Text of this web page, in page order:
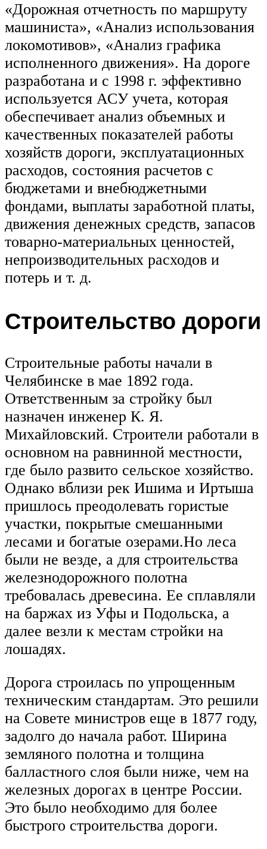
«Дорожная отчетность по маршруту
машиниста», «Анализ использования
локомотивов», «Анализ графика
исполненного движения». На дороге
разработана и с 1998 г. эффективно
используется АСУ учета, которая
обеспечивает анализ объемных и
качественных показателей работы
хозяйств дороги, эксплуатационных
расходов, состояния расчетов с
бюджетами и внебюджетными
фондами, выплаты заработной платы,
движения денежных средств, запасов
товарно-материальных ценностей,
непроизводительных расходов и
потерь и т. д.
Строительство дороги
Строительные работы начали в
Челябинске в мае 1892 года.
Ответственным за стройку был
назначен инженер К. Я.
Михайловский. Строители работали в
основном на равнинной местности,
где было развито сельское хозяйство.
Однако вблизи рек Ишима и Иртыша
пришлось преодолевать гористые
участки, покрытые смешанными
лесами и богатые озерами.Но леса
были не везде, а для строительства
железнодорожного полотна
требовалась древесина. Ее сплавляли
на баржах из Уфы и Подольска, а
далее везли к местам стройки на
лошадях.
Дорога строилась по упрощенным
техническим стандартам. Это решили
на Совете министров еще в 1877 году,
задолго до начала работ. Ширина
земляного полотна и толщина
балластного слоя были ниже, чем на
железных дорогах в центре России.
Это было необходимо для более
быстрого строительства дороги.